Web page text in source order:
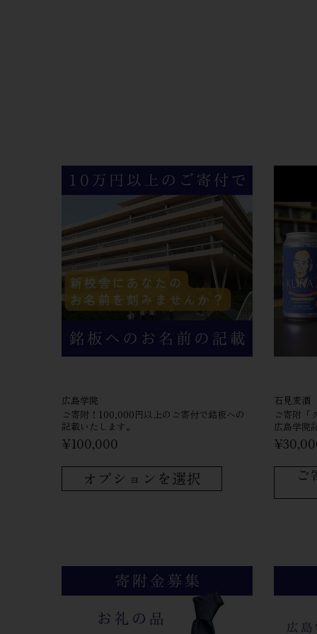
広島学院
ご寄附！​100,000円以上の​ご寄付で​銘板への​
記載いたします。
¥100,000
オプションを選択
石見麦酒
ご寄附​「
広島学院
ご